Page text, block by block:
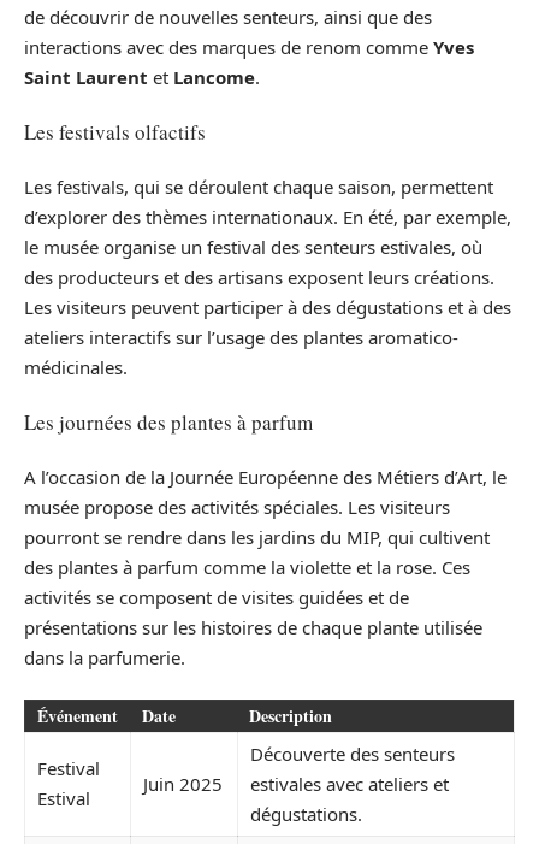
de découvrir de nouvelles senteurs, ainsi que des
interactions avec des marques de renom comme Yves
Saint Laurent et Lancome.
Les festivals olfactifs
Les festivals, qui se déroulent chaque saison, permettent
d’explorer des thèmes internationaux. En été, par exemple,
le musée organise un festival des senteurs estivales, où
des producteurs et des artisans exposent leurs créations.
Les visiteurs peuvent participer à des dégustations et à des
ateliers interactifs sur l’usage des plantes aromatico-
médicinales.
Les journées des plantes à parfum
A l’occasion de la Journée Européenne des Métiers d’Art, le
musée propose des activités spéciales. Les visiteurs
pourront se rendre dans les jardins du MIP, qui cultivent
des plantes à parfum comme la violette et la rose. Ces
activités se composent de visites guidées et de
présentations sur les histoires de chaque plante utilisée
dans la parfumerie.
Événement Date Description
Festival
Estival
Juin 2025
Découverte des senteurs
estivales avec ateliers et
dégustations.